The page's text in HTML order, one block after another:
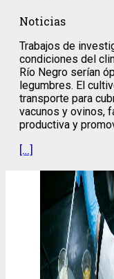
Noticias
Trabajos de
condiciones del
Río Negro serían
legumbres. El
transporte para
vacunos y ovinos,
productiva y
[…]